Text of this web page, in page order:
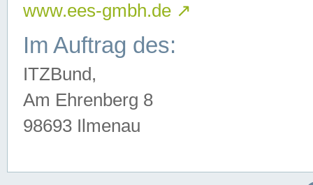
www.ees-gmbh.de ↗
Im Auftrag des:
ITZBund,
Am Ehrenberg 8
98693 Ilmenau